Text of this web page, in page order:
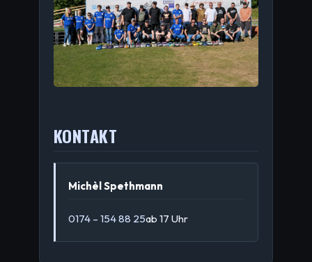
KONTAKT
Michèl Spethmann
0174 – 154 88 25ab 17 Uhr